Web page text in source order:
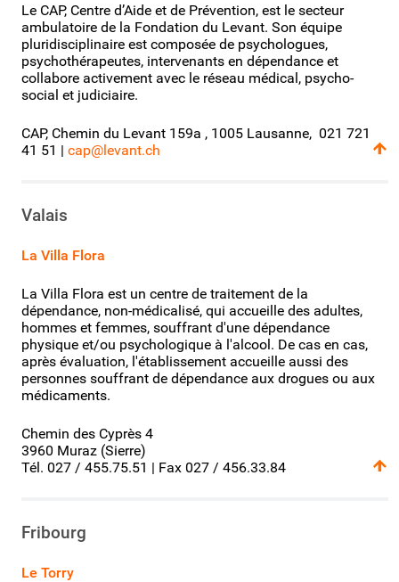
Le CAP, Centre d’Aide et de Prévention, est le secteur
ambulatoire de la Fondation du Levant. Son équipe
pluridisciplinaire est composée de psychologues,
psychothérapeutes, intervenants en dépendance et
collabore activement avec le réseau médical, psycho-
social et judiciaire.
CAP, Chemin du Levant 159a , 1005 Lausanne, 021 721
41 51 | cap@levant.ch
Valais
La Villa Flora
La Villa Flora est un centre de traitement de la
dépendance, non-médicalisé, qui accueille des adultes,
hommes et femmes, souffrant d'une dépendance
physique et/ou psychologique à l'alcool. De cas en cas,
après évaluation, l'établissement accueille aussi des
personnes souffrant de dépendance aux drogues ou aux
médicaments.
Chemin des Cyprès 4
3960 Muraz (Sierre)
Tél. 027 / 455.75.51 | Fax 027 / 456.33.84
Fribourg
Le Torry